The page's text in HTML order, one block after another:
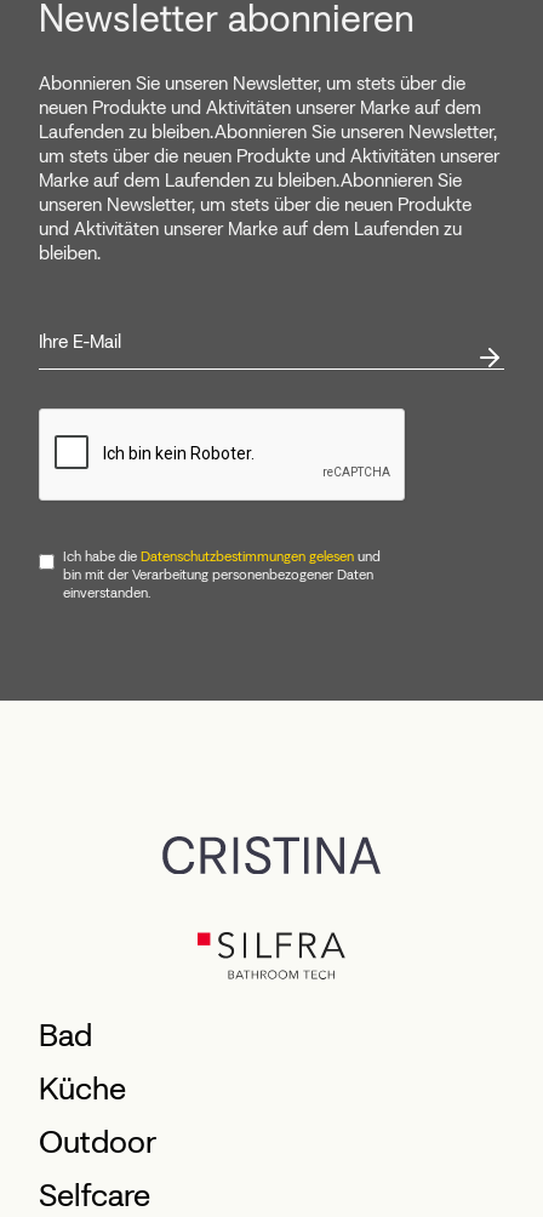
Newsletter abonnieren
Abonnieren Sie unseren Newsletter, um stets über die
neuen Produkte und Aktivitäten unserer Marke auf dem
Laufenden zu bleiben.Abonnieren Sie unseren Newsletter,
um stets über die neuen Produkte und Aktivitäten unserer
Marke auf dem Laufenden zu bleiben.Abonnieren Sie
unseren Newsletter, um stets über die neuen Produkte
und Aktivitäten unserer Marke auf dem Laufenden zu
bleiben.
Ich habe die Datenschutzbestimmungen gelesen und
bin mit der Verarbeitung personenbezogener Daten
einverstanden.
Bad
Küche
Outdoor
Selfcare